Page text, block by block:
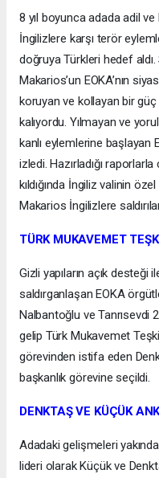
8 yıl boyunca adada adil
İngilizlere karşı terör
doğruya Türkleri hedef aldı.
Makarios’un EOKA’nın
koruyan ve kollayan bir güç
kalıyordu. Yılmayan ve
kanlı eylemlerine başlayan
izledi. Hazırladığı
kıldığında İngiliz valinin
Makarios İngilizlere
TÜRK MUKAVEMET
Gizli yapıların açık desteği
saldırganlaşan EOKA
Nalbantoğlu ve Tanrısevdi
gelip Türk Mukavemet
görevinden istifa eden
başkanlık görevine seçildi.
DENKTAŞ VE KÜÇÜK
Adadaki gelişmeleri
lideri olarak Küçük ve